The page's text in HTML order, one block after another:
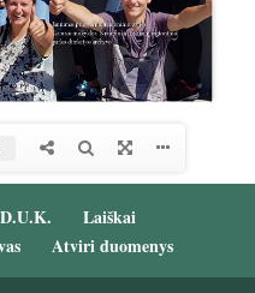
D.U.K.
Laiškai
Atviri duomenys